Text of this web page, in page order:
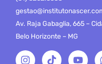
Av. Raja Gabaglia, 665 –
Belo Horizonte – MG